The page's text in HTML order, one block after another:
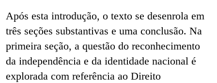
Após esta introdução, o texto se desenrola em
três seções substantivas e uma conclusão. Na
primeira seção, a questão do reconhecimento
da independência e da identidade nacional é
explorada com referência ao Direito